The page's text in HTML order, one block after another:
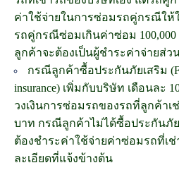
ค่าใช้จ่ายในการซ่อมรถคู่กรณีให้
รถคู่กรณีซ่อมเกินค่าซ่อม 100,000
ลูกค้าจะต้องเป็นผู้ชำระค่าจ่ายส่ว
กรณีลูกค้าซื้อประกันภัยเสริม
insurance) เพิ่มกับบริษัท เดือนละ
วงเงินการซ่อมรถของรถที่ลูกค้าเช่
บาท กรณีลูกค้าไม่ได้ซื้อประกันภั
ต้องชำระค่าใช้จ่ายค่าซ่อมรถที่เช่
ละเอียดที่แจ้งข้างต้น